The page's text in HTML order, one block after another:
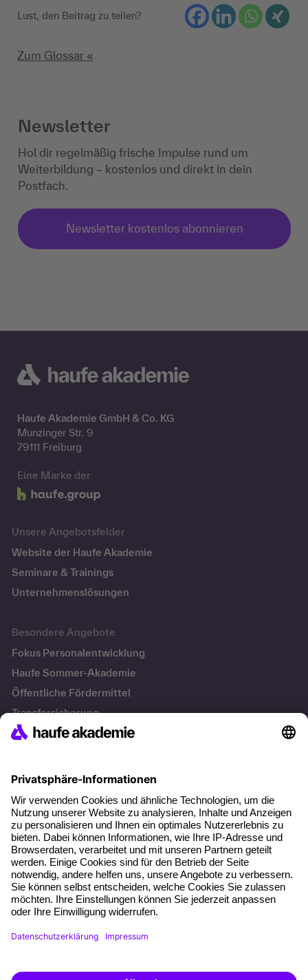
Lust, den Beitrag zu teilen?
Zum Glossar «
Newsletter
Hol dir regelmäßig frische Impulse rund um
Weiterbildung – kostenlos und direkt in dein
Postfach.
Newsletter kostenlos abonnieren
Haufe Akademie GmbH & Co. KG
Munzinger Str. 9
79111 Freiburg
Eine Marke der
Unsere Angebotsfelder
Website der Haufe Akademie
Seminare & Trainings
Unternehmenslösungen
Besondere Angebote
Fokus Personalentwicklung
Haufe Sommer-Akademie
Öffentliche Fördermittel
Transfersicherung
Führung im KI-Zeitalter: Wie Human-AI-Leadership Teams
stark macht
Operatives Personalmanagement: Aufgaben, Prozesse
und Grundlagen im Überblick
KI Texte menschlicher machen und unverwechselbar
bleiben
KI-Projekte zum Erfolg bringen